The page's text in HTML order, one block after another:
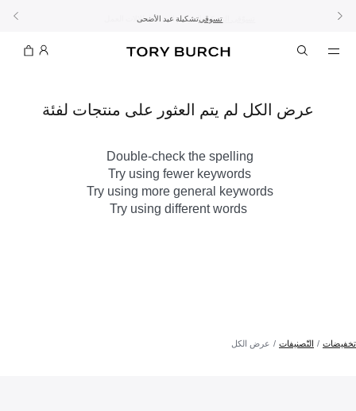
الموسم الجديد: إطلالات العمل تسوّقي التشكيلة تشكيلة عيد الأضحىتسوقي
الطلب الآن للتوصيل قبل العيد10% على أول طلب لك بقيمة 60 دينار كويتي أو أكثر
عرض الكل لم يتم العثور على منتجات لفئة
Double-check the spelling
Try using fewer keywords
Try using more general keywords
Try using different words
تخفيضات التّصنيفات عرض الكل